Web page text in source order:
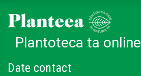
Plantoteca ta online
Date contact